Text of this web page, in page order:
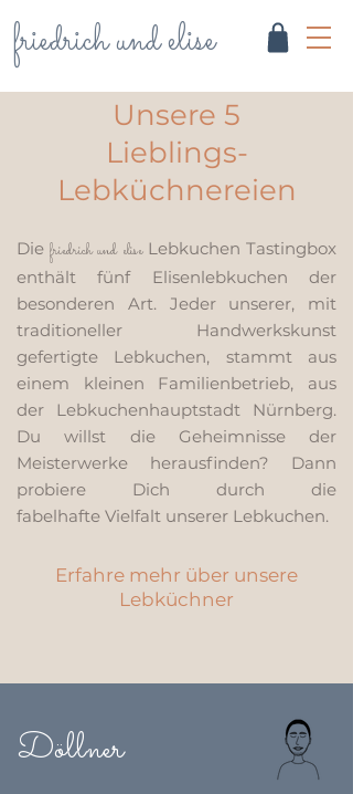
friedrich und elise
Unsere 5
Lieblings-
Lebküchnereien
Diefriedrich und eliseLebkuchen Tastingbox
enthält fünf Elisenlebkuchen der
besonderen Art. Jeder unserer, mit
traditioneller Handwerkskunst
gefertigte Lebkuchen, stammt aus
einem kleinen Familienbetrieb, aus
der Lebkuchenhauptstadt Nürnberg.
Du willst die Geheimnisse der
Meisterwerke herausfinden? Dann
probiere Dich durch die
fabelhafte Vielfalt unserer Lebkuchen.
Erfahre mehr über unsere
Lebküchner
Döllner